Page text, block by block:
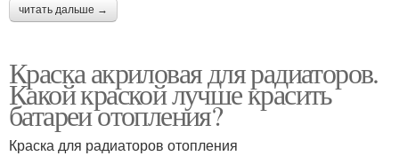
читать дальше →
Краска акриловая для радиаторов.
Какой краской лучше красить
батареи отопления?
Краска для радиаторов отопления